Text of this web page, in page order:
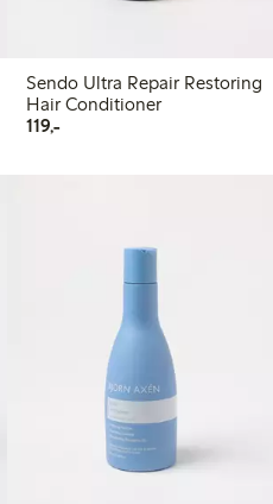
Sendo Ultra Repair Restoring
Hair Conditioner
119,-119,00 kr